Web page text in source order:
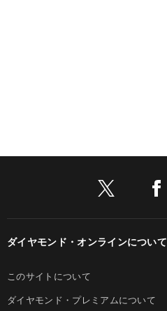
ダイヤモンド・オンラインについて
このサイトについて
ダイヤモンド・プレミアムについて